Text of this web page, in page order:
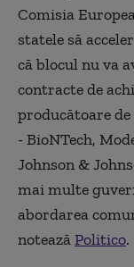
Comisia
statele să
că blocul nu va
contracte de
producătoare
- BioNTech,
Johnson &
mai multe
abordarea
noteazăPolitico.